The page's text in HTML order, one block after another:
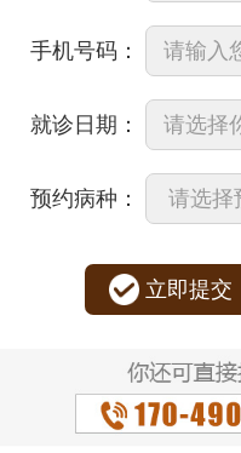
手机号码：
就诊日期：
预约病种：
立即提交